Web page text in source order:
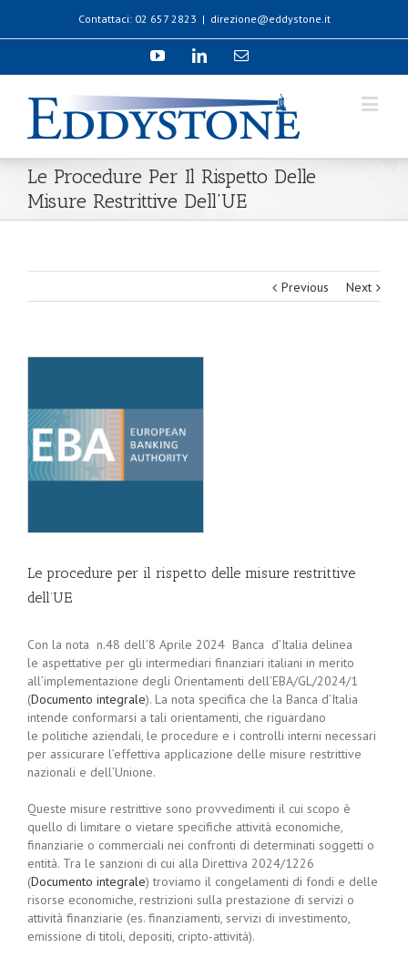
Contattaci: 02 657 2823 | direzione@eddystone.it
Le Procedure Per Il Rispetto Delle
Misure Restrittive Dell’UE
Previous Next
Le procedure per il rispetto delle misure restrittive
dell’UE
Con la nota n.48 dell’8 Aprile 2024 Banca d’Italia delinea
le aspettative per gli intermediari finanziari italiani in merito
all’implementazione degli Orientamenti dell’EBA/GL/2024/1
(Documento integrale). La nota specifica che la Banca d’Italia
intende conformarsi a tali orientamenti, che riguardano
le politiche aziendali, le procedure e i controlli interni necessari
per assicurare l’effettiva applicazione delle misure restrittive
nazionali e dell’Unione.
Queste misure restrittive sono provvedimenti il cui scopo è
quello di limitare o vietare specifiche attività economiche,
finanziarie o commerciali nei confronti di determinati soggetti o
entità. Tra le sanzioni di cui alla Direttiva 2024/1226
(Documento integrale) troviamo il congelamenti di fondi e delle
risorse economiche, restrizioni sulla prestazione di servizi o
attività finanziarie (es. finanziamenti, servizi di investimento,
emissione di titoli, depositi, cripto-attività).